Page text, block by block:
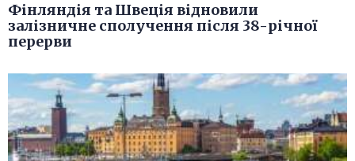
Фінляндія та Швеція відновили
залізничне сполучення після 38-річної
перерви